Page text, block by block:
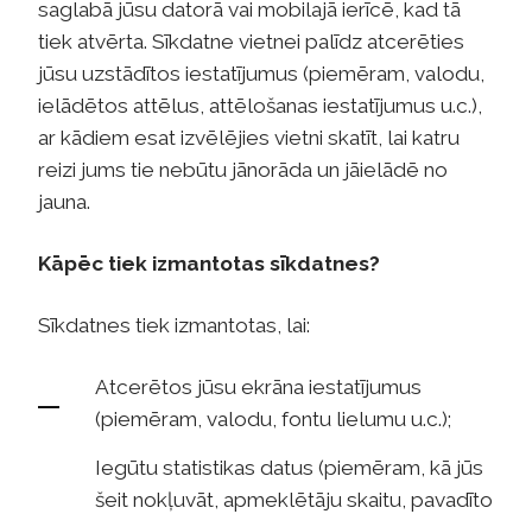
saglabā jūsu datorā vai mobilajā ierīcē, kad tā
tiek atvērta. Sīkdatne vietnei palīdz atcerēties
jūsu uzstādītos iestatījumus (piemēram, valodu,
ielādētos attēlus, attēlošanas iestatījumus u.c.),
ar kādiem esat izvēlējies vietni skatīt, lai katru
reizi jums tie nebūtu jānorāda un jāielādē no
jauna.
Kāpēc tiek izmantotas sīkdatnes?
Sīkdatnes tiek izmantotas, lai:
Atcerētos jūsu ekrāna iestatījumus
(piemēram, valodu, fontu lielumu u.c.);
Iegūtu statistikas datus (piemēram, kā jūs
šeit nokļuvāt, apmeklētāju skaitu, pavadīto